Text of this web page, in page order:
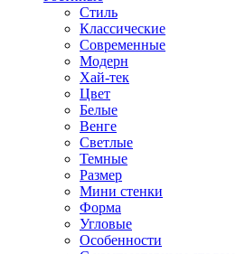
Стиль
Классические
Современные
Модерн
Хай-тек
Цвет
Белые
Венге
Светлые
Темные
Размер
Мини стенки
Форма
Угловые
Особенности